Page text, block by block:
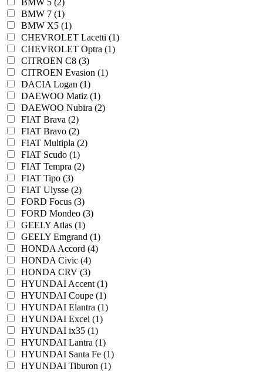
BMW 5 (2)
BMW 7 (1)
BMW X5 (1)
CHEVROLET Lacetti (1)
CHEVROLET Optra (1)
CITROEN C8 (3)
CITROEN Evasion (1)
DACIA Logan (1)
DAEWOO Matiz (1)
DAEWOO Nubira (2)
FIAT Brava (2)
FIAT Bravo (2)
FIAT Multipla (2)
FIAT Scudo (1)
FIAT Tempra (2)
FIAT Tipo (3)
FIAT Ulysse (2)
FORD Focus (3)
FORD Mondeo (3)
GEELY Atlas (1)
GEELY Emgrand (1)
HONDA Accord (4)
HONDA Civic (4)
HONDA CRV (3)
HYUNDAI Accent (1)
HYUNDAI Coupe (1)
HYUNDAI Elantra (1)
HYUNDAI Excel (1)
HYUNDAI ix35 (1)
HYUNDAI Lantra (1)
HYUNDAI Santa Fe (1)
HYUNDAI Tiburon (1)